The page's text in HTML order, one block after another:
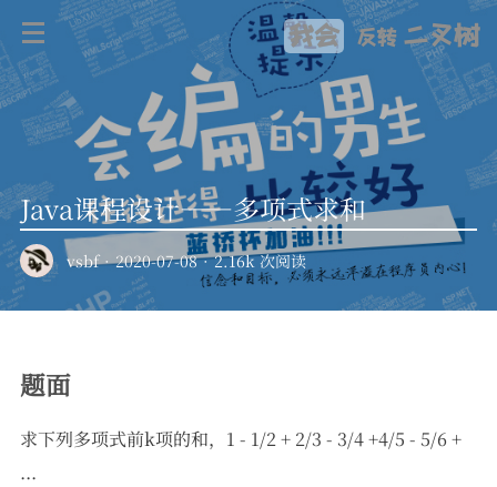
我会 反转 二叉树
Java课程设计——多项式求和
vsbf · 2020-07-08 · 2.16k 次阅读
题面
求下列多项式前k项的和，1 - 1/2 + 2/3 - 3/4 +4/5 - 5/6 +
...